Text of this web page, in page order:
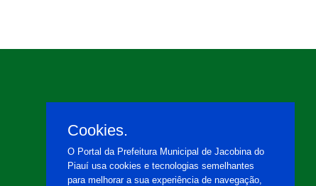
Cookies.
O Portal da Prefeitura Municipal de Jacobina do
Piauí usa cookies e tecnologias semelhantes
para melhorar a sua experiência de navegação,